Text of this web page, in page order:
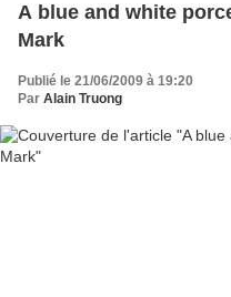
A blue and white
Mark
Publié le 21/06/2009 à 19:20
Par Alain Truong